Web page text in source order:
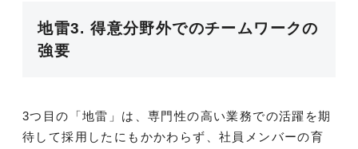
地雷3. 得意分野外でのチームワークの
強要
3つ目の「地雷」は、専門性の高い業務での活躍を期
待して採用したにもかかわらず、社員メンバーの育